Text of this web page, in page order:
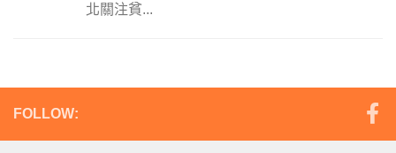
北關注貧...
FOLLOW: